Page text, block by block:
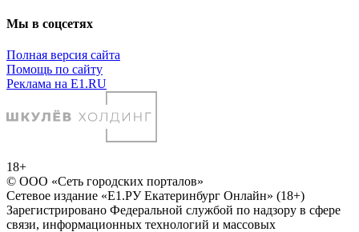
Мы в соцсетях
Полная версия сайта
Помощь по сайту
Реклама на E1.RU
18+
© ООО «Сеть городских порталов»
Сетевое издание «Е1.РУ Екатеринбург Онлайн» (18+)
Зарегистрировано Федеральной службой по надзору в сфере
связи, информационных технологий и массовых